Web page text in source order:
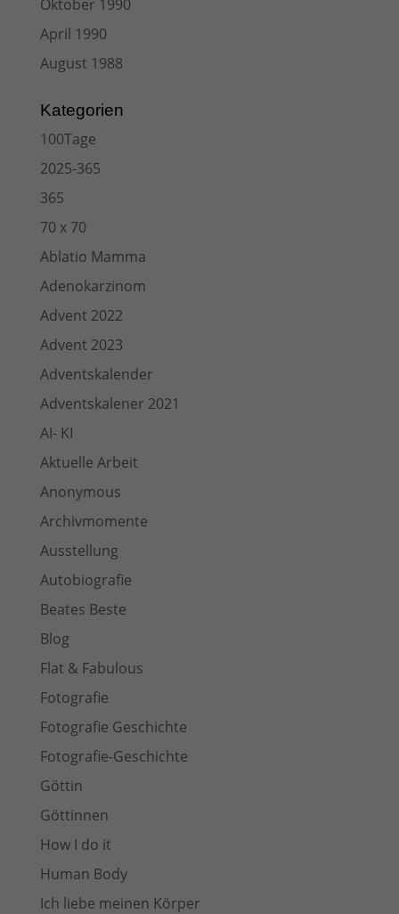
Oktober 1990
April 1990
August 1988
Kategorien
100Tage
2025-365
365
70 x 70
Ablatio Mamma
Adenokarzinom
Advent 2022
Advent 2023
Adventskalender
Adventskalener 2021
AI- KI
Aktuelle Arbeit
Anonymous
Archivmomente
Ausstellung
Autobiografie
Beates Beste
Blog
Flat & Fabulous
Fotografie
Fotografie Geschichte
Fotografie-Geschichte
Göttin
Göttinnen
How I do it
Human Body
Ich liebe meinen Körper